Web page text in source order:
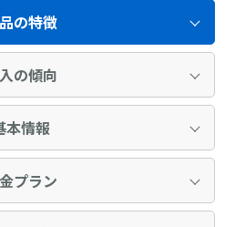
の特徴
の傾向
本情報
プラン